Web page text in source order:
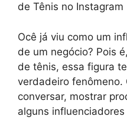
de Tênis no Instagram
Ocê já viu como um
de um negócio? Pois
de tênis, essa figura
verdadeiro fenômeno.
conversar, mostrar
alguns